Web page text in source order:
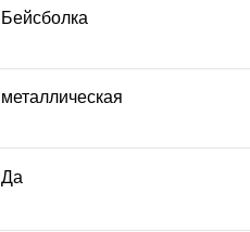
Бейсболка
металлическая
Да